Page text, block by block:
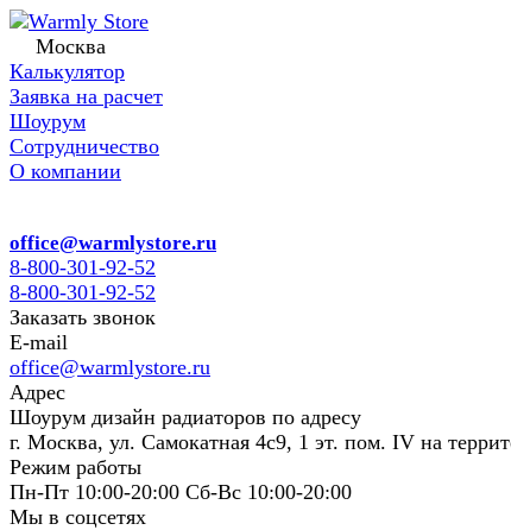
Москва
Калькулятор
Заявка на расчет
Шоурум
Сотрудничество
О компании
office@warmlystore.ru
8-800-301-92-52
8-800-301-92-52
Заказать звонок
E-mail
office@warmlystore.ru
Адрес
Шоурум дизайн радиаторов по адресу
г. Москва, ул. Самокатная 4с9, 1 эт. пом. IV на
Режим работы
Пн-Пт 10:00-20:00 Сб-Вс 10:00-20:00
Мы в соцсетях